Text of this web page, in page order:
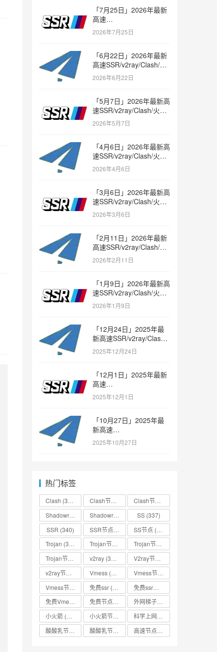
「7月25日」2026年最新
高速
SSR/v2ray/Clash/trojan
节点免费分享
2026年7月25日
「6月22日」2026年最新
高速SSR/v2ray/Clash/火
箭节点免费分享
2026年6月22日
「5月7日」2026年最新高
速SSR/v2ray/Clash/火箭
节点免费分享
2026年5月7日
「4月6日」2026年最新高
速SSR/v2ray/Clash/火箭
节点免费分享
2026年4月6日
「3月6日」2026年最新高
速SSR/v2ray/Clash/火箭
节点免费分享
2026年3月6日
「2月11日」2026年最新
高速SSR/v2ray/Clash/火
箭节点免费分享
2026年2月11日
「1月9日」2026年最新高
速SSR/v2ray/Clash/火箭
节点免费分享
2026年1月9日
「12月24日」2025年最
新高速SSR/v2ray/Clash/
火箭节点免费分享
2025年12月24日
「12月1日」2025年最新
高速
SSR/v2ray/Clash/trojan
节点免费分享
2025年12月1日
「10月27日」2025年最
新高速
SSR/v2ray/Clash/trojan
节点免费分享
2025年10月27日
热门标签
Clash (338)
(336) (333)
SS (337)
SSR (340) SS节点 (335)
Trojan (333)
(332)
v2ray (337)
(334)
Vmess (330)
(330)
免费ssr (318)
(330)
小火箭 (337) (334)
(318) (318)